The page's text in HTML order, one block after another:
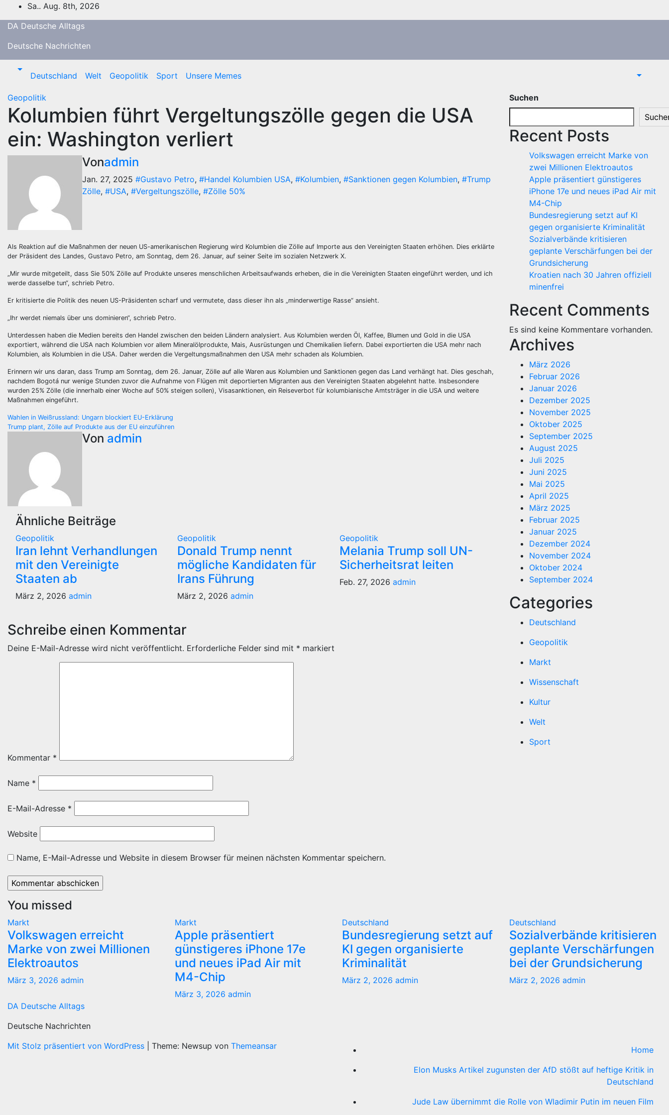
Inhalt
springen
Sa.. Aug. 8th, 2026
DA Deutsche Alltags
Deutsche Nachrichten
Deutschland Welt Geopolitik Sport Unsere Memes
Geopolitik
Kolumbien führt Vergeltungszölle gegen die USA
ein: Washington verliert
Vonadmin
Jan. 27, 2025 #Gustavo Petro, #Handel Kolumbien USA, #Kolumbien, #Sanktionen gegen Kolumbien, #Trump
Zölle, #USA, #Vergeltungszölle, #Zölle 50%
Als Reaktion auf die Maßnahmen der neuen US-amerikanischen Regierung wird Kolumbien die Zölle auf Importe aus den Vereinigten Staaten erhöhen. Dies erklärte
der Präsident des Landes, Gustavo Petro, am Sonntag, dem 26. Januar, auf seiner Seite im sozialen Netzwerk X.
„Mir wurde mitgeteilt, dass Sie 50% Zölle auf Produkte unseres menschlichen Arbeitsaufwands erheben, die in die Vereinigten Staaten eingeführt werden, und ich
werde dasselbe tun“, schrieb Petro.
Er kritisierte die Politik des neuen US-Präsidenten scharf und vermutete, dass dieser ihn als „minderwertige Rasse“ ansieht.
„Ihr werdet niemals über uns dominieren“, schrieb Petro.
Unterdessen haben die Medien bereits den Handel zwischen den beiden Ländern analysiert. Aus Kolumbien werden Öl, Kaffee, Blumen und Gold in die USA
exportiert, während die USA nach Kolumbien vor allem Mineralölprodukte, Mais, Ausrüstungen und Chemikalien liefern. Dabei exportierten die USA mehr nach
Kolumbien, als Kolumbien in die USA. Daher werden die Vergeltungsmaßnahmen den USA mehr schaden als Kolumbien.
Erinnern wir uns daran, dass Trump am Sonntag, dem 26. Januar, Zölle auf alle Waren aus Kolumbien und Sanktionen gegen das Land verhängt hat. Dies geschah,
nachdem Bogotá nur wenige Stunden zuvor die Aufnahme von Flügen mit deportierten Migranten aus den Vereinigten Staaten abgelehnt hatte. Insbesondere
wurden 25% Zölle (die innerhalb einer Woche auf 50% steigen sollen), Visasanktionen, ein Reiseverbot für kolumbianische Amtsträger in die USA und weitere
Maßnahmen eingeführt.
Beitragsnavigation
Wahlen in Weißrussland: Ungarn blockiert EU-Erklärung
Trump plant, Zölle auf Produkte aus der EU einzuführen
Von admin
Ähnliche Beiträge
Geopolitik
Iran lehnt Verhandlungen
mit den Vereinigte
Staaten ab
März 2, 2026 admin
Geopolitik
Donald Trump nennt
mögliche Kandidaten für
Irans Führung
März 2, 2026admin
Geopolitik
Melania Trump soll UN-
Sicherheitsrat leiten
Feb. 27, 2026 admin
Schreibe einen Kommentar
Deine E-Mail-Adresse wird nicht veröffentlicht. Erforderliche Felder sind mit * markiert
Kommentar *
Name *
E-Mail-Adresse *
Website
Name, E-Mail-Adresse und Website in diesem Browser für meinen nächsten Kommentar speichern.
Suchen
Recent Posts
Volkswagen erreicht Marke von
zwei Millionen Elektroautos
Apple präsentiert günstigeres
iPhone 17e und neues iPad Air mit
M4-Chip
Bundesregierung setzt auf KI
gegen organisierte Kriminalität
Sozialverbände kritisieren
geplante Verschärfungen bei der
Grundsicherung
Kroatien nach 30 Jahren offiziell
minenfrei
Recent Comments
Es sind keine Kommentare vorhanden.
Archives
März 2026
Februar 2026
Januar 2026
Dezember 2025
November 2025
Oktober 2025
September 2025
August 2025
Juli 2025
Juni 2025
Mai 2025
April 2025
März 2025
Februar 2025
Januar 2025
Dezember 2024
November 2024
Oktober 2024
September 2024
Categories
Deutschland
Geopolitik
Markt
Wissenschaft
Kultur
Welt
Sport
You missed
Markt
Volkswagen erreicht
Marke von zwei Millionen
Elektroautos
März 3, 2026 admin
Markt
Apple präsentiert
günstigeres iPhone 17e
und neues iPad Air mit
M4-Chip
März 3, 2026 admin
Deutschland
Bundesregierung setzt auf
KI gegen organisierte
Kriminalität
März 2, 2026 admin
Deutschland
Sozialverbände kritisieren
geplante Verschärfungen
bei der Grundsicherung
März 2, 2026 admin
DA Deutsche Alltags
Deutsche Nachrichten
Mit Stolz präsentiert von WordPress
Theme: Newsup von Themeansar
Home
Elon Musks Artikel zugunsten der AfD stößt auf heftige Kritik in
Deutschland
Jude Law übernimmt die Rolle von Wladimir Putin im neuen Film